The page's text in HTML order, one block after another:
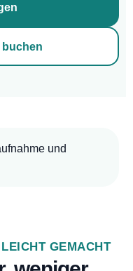
buchen
GEMACHT